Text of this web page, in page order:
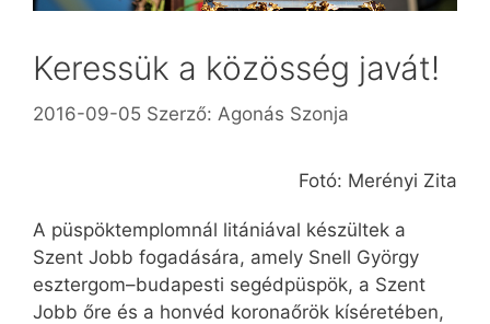
Keressük a közösség javát!
2016-09-05 Szerző: Agonás Szonja
Fotó: Merényi Zita
A püspöktemplomnál litániával készültek a
Szent Jobb fogadására, amely Snell György
esztergom–budapesti segédpüspök, a Szent
Jobb őre és a honvéd koronaőrök kíséretében,